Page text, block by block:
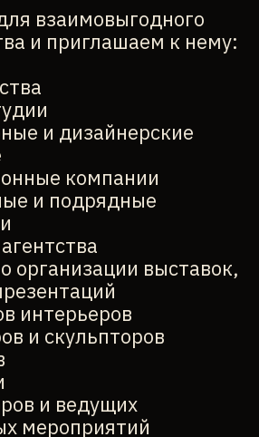
взаимовыгодного
и приглашаем к нему:
и дизайнерские
компании
и подрядные
организации выставок,
интерьеров
и скульпторов
и ведущих
мероприятий